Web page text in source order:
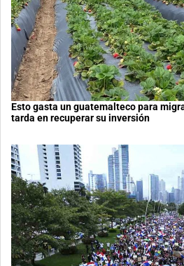
Esto gasta un guatemalteco para
tarda en recuperar su inversión